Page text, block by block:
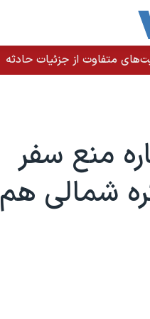
متفاوت از جزئیات حادثه
منع سفر
کره شمالی هم